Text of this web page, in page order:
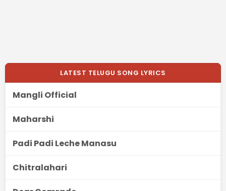
LATEST TELUGU SONG LYRICS
Mangli Official
Maharshi
Padi Padi Leche Manasu
Chitralahari